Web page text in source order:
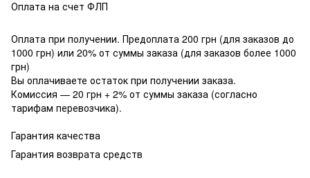
Оплата на счет ФЛП
Оплата при получении. Предоплата 200 грн (для заказов до
1000 грн) или 20% от суммы заказа (для заказов более 1000
грн)
Вы оплачиваете остаток при получении заказа.
Комиссия — 20 грн + 2% от суммы заказа (согласно
тарифам перевозчика).
Гарантия качества
Гарантия возврата средств